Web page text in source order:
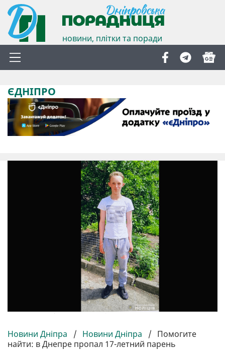
новини, плітки та поради
ЄДНІПРО
Новини Дніпра / Новини Дніпра / Помогите
найти: в Днепре пропал 17-летний парень